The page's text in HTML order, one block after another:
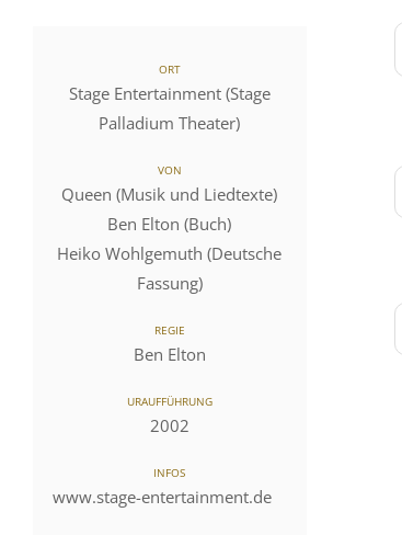
ORT
Stage Entertainment (Stage
Palladium Theater)
VON
Queen (Musik und Liedtexte)
Ben Elton (Buch)
Heiko Wohlgemuth (Deutsche
Fassung)
REGIE
Ben Elton
URAUFFÜHRUNG
2002
INFOS
www.stage-entertainment.de